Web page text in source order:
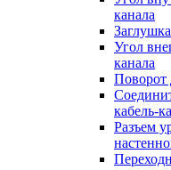
канала
Угол
канала
Поворот
кабель-
Разъем